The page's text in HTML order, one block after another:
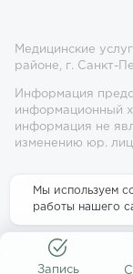
Медицинские
районе, г. Санкт-
Информация
информационный
информация не
изменению юр.
© 2017-2026
Запись
Мы используем
работы нашего